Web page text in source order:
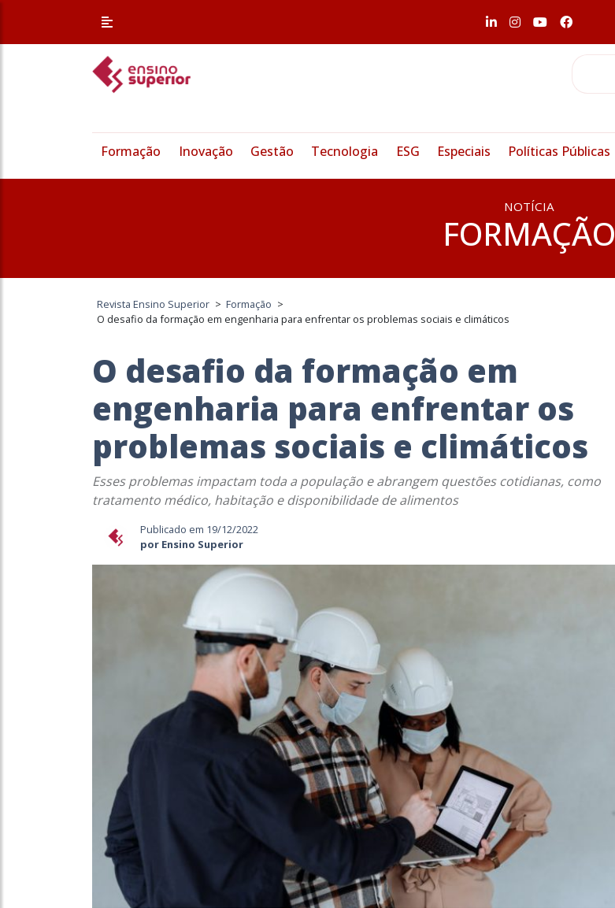
Formação Inovação Gestão Tecnologia ESG Especiais Políticas Públicas
NOTÍCIA
FORMAÇÃO
Revista Ensino Superior > Formação >
O desafio da formação em engenharia para enfrentar os problemas sociais e climáticos
O desafio da formação em
engenharia para enfrentar os
problemas sociais e climáticos
Esses problemas impactam toda a população e abrangem questões cotidianas, como
tratamento médico, habitação e disponibilidade de alimentos
Publicado em 19/12/2022
por Ensino Superior